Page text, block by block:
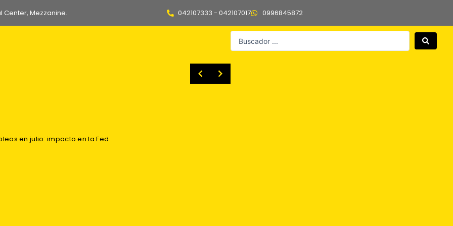
Center, Mezzanine. 042107333 - 042107017 0996845872
de droga en la Alborada
Search